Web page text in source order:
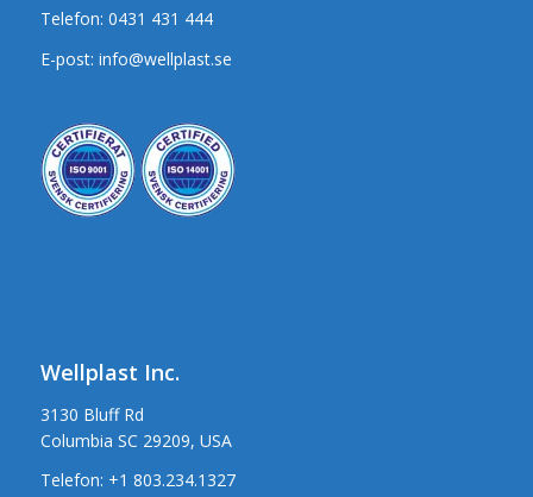
Telefon: 0431 431 444
E-post: info@wellplast.se
Wellplast Inc.
3130 Bluff Rd
Columbia SC 29209, USA
Telefon: +1 803.234.1327